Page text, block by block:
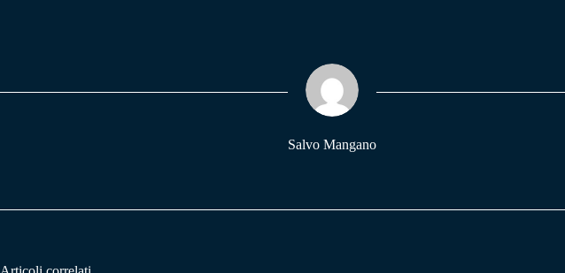
pp m
Salvo Mangano